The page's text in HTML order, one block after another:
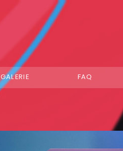
GALERIE FAQ